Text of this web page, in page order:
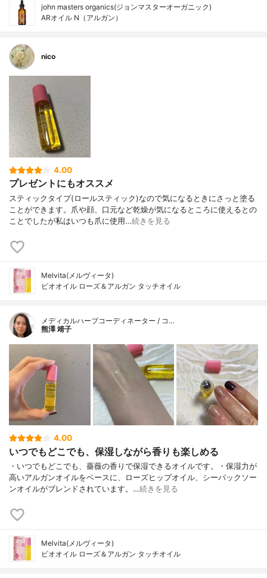
john masters organics(ジョンマスターオーガニック)
ARオイル N（アルガン）
nico
4.00
プレゼントにもオススメ
スティックタイプ(ロールスティック)なので気になるときにさっと塗る
ことができます。爪や顔、口元など乾燥が気になるところに使えるとの
ことでしたが私はいつも爪に使用…続きを見る
Melvita(メルヴィータ)
ビオオイル ローズ＆アルガン タッチオイル
メディカルハーブコーディネーター / コ…
熊澤 靖子
4.00
いつでもどこでも、保湿しながら香りも楽しめる
・いつでもどこでも、薔薇の香りで保湿できるオイルです。・保湿力が
高いアルガンオイルをベースに、ローズヒップオイル、シーバックソー
ンオイルがブレンドされています。…続きを見る
Melvita(メルヴィータ)
ビオオイル ローズ＆アルガン タッチオイル